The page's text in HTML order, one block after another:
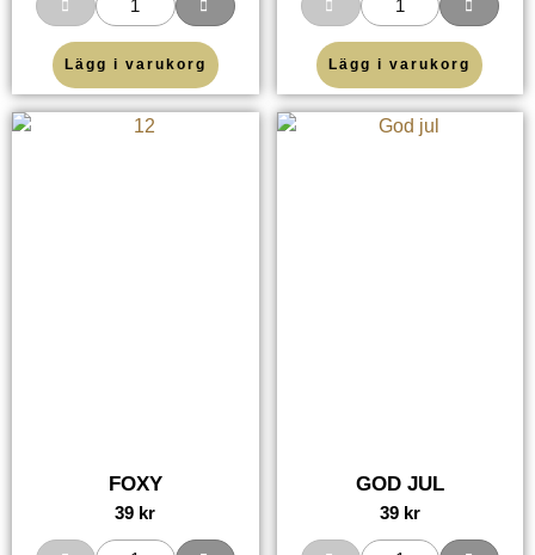
Lägg i varukorg Lägg i varukorg
FOXY
39 kr
GOD JUL
39 kr